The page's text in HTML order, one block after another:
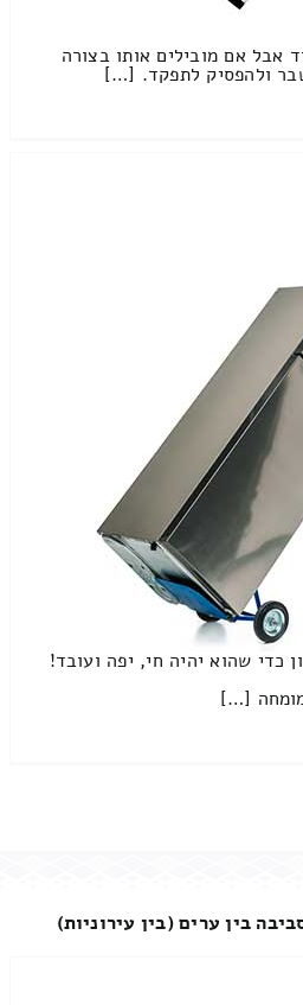
אבל אם מובילים אותו בצורה
ולהפסיק לתפקד. […]
כדי שהוא יהיה חי, יפה ועובד!
מומחה […]
בין ערים (בין עירוניות)